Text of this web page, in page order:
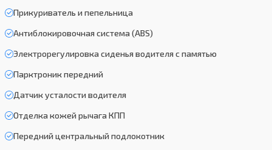
Прикуриватель и пепельница
Антиблокировочная система (ABS)
Электрорегулировка сиденья водителя с памятью
Парктроник передний
Датчик усталости водителя
Отделка кожей рычага КПП
Передний центральный подлокотник